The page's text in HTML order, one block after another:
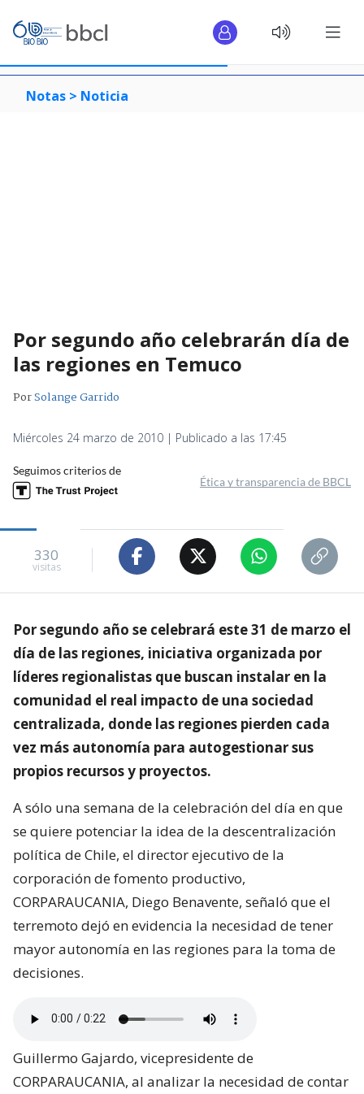
Notas > Noticia
Por segundo año celebrarán día de
las regiones en Temuco
PorSolange Garrido
Miércoles 24 marzo de 2010 | Publicado a las 17:45
Seguimos criterios de
Ética y transparencia de BBCL
330
visitas
Por segundo año se celebrará este 31 de marzo el
día de las regiones, iniciativa organizada por
líderes regionalistas que buscan instalar en la
comunidad el real impacto de una sociedad
centralizada, donde las regiones pierden cada
vez más autonomía para autogestionar sus
propios recursos y proyectos.
A sólo una semana de la celebración del día en que
se quiere potenciar la idea de la descentralización
política de Chile, el director ejecutivo de la
corporación de fomento productivo,
CORPARAUCANIA, Diego Benavente, señaló que el
terremoto dejó en evidencia la necesidad de tener
mayor autonomía en las regiones para la toma de
decisiones.
Guillermo Gajardo, vicepresidente de
CORPARAUCANIA, al analizar la necesidad de contar